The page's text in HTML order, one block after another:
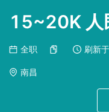
15~20K 人
全职 刷新于
南昌